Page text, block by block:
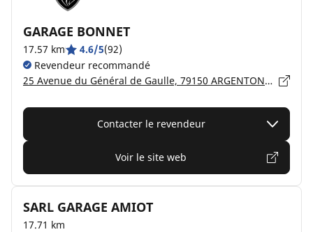
GARAGE BONNET
17.57 km 4.6/5(92)
Revendeur recommandé
25 Avenue du Général de Gaulle, 79150 ARGENTONNAY
Contacter le revendeur
Voir le site web
SARL GARAGE AMIOT
17.71 km